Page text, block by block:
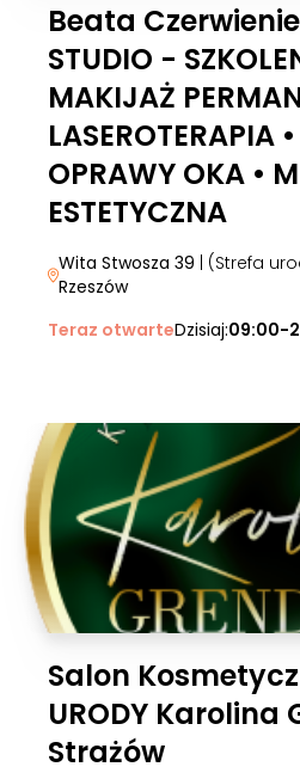
Beata
STUDIO -
MAKIJAŻ
LASEROTERAPIA
OPRAWY OKA •
ESTETYCZNA
Wita Stwosza 39 | (Strefa
Rzeszów
Teraz otwarteDzisiaj:09:00-
Salon
URODY Karolina
Strażów